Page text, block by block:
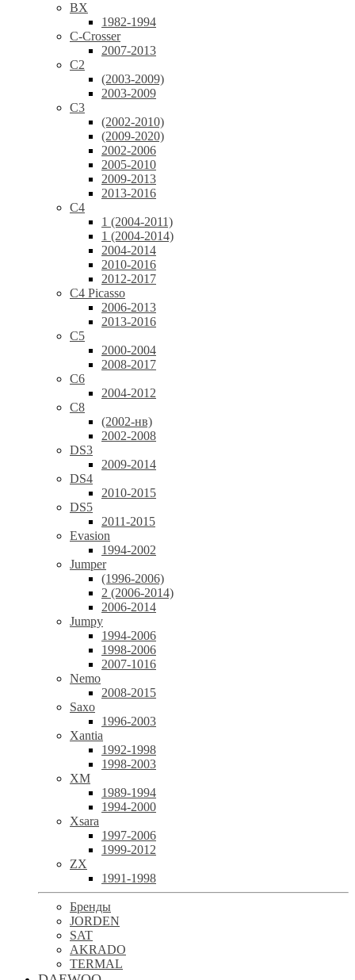
BX
1982-1994
C-Crosser
2007-2013
C2
(2003-2009)
2003-2009
C3
(2002-2010)
(2009-2020)
2002-2006
2005-2010
2009-2013
2013-2016
C4
1 (2004-2011)
1 (2004-2014)
2004-2014
2010-2016
2012-2017
C4 Picasso
2006-2013
2013-2016
C5
2000-2004
2008-2017
C6
2004-2012
C8
(2002-нв)
2002-2008
DS3
2009-2014
DS4
2010-2015
DS5
2011-2015
Evasion
1994-2002
Jumper
(1996-2006)
2 (2006-2014)
2006-2014
Jumpy
1994-2006
1998-2006
2007-1016
Nemo
2008-2015
Saxo
1996-2003
Xantia
1992-1998
1998-2003
XM
1989-1994
1994-2000
Xsara
1997-2006
1999-2012
ZX
1991-1998
Бренды
JORDEN
SAT
AKRADO
TERMAL